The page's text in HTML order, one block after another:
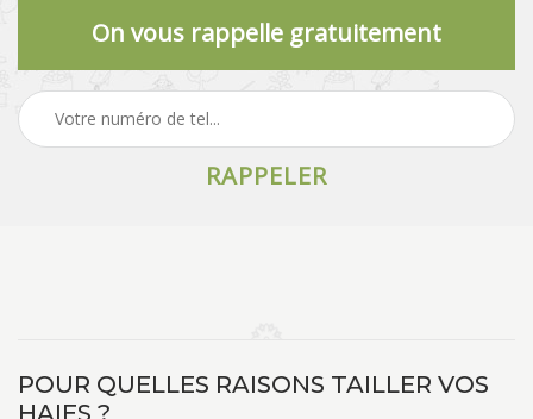
On vous rappelle gratuitement
POUR QUELLES RAISONS TAILLER VOS
HAIES ?